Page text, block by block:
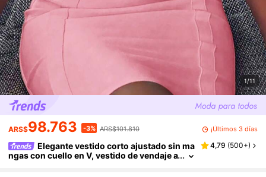
1/11
ARS$98.763 -3% ARS$101.810 ¡Últimos 3 días
Elegante vestido corto ajustado sin ma
ngas con cuello en V, vestido de vendaje a
4,79 (500+)